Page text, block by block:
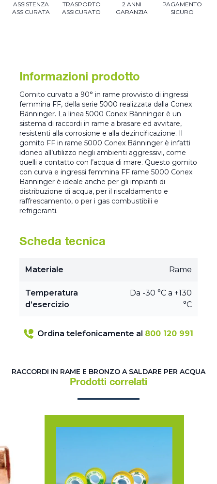
ASSISTENZA
ASSICURATA
TRASPORTO
ASSICURATO
2 ANNI
GARANZIA
PAGAMENTO
SICURO
Informazioni prodotto
Gomito curvato a 90° in rame provvisto di ingressi
femmina FF, della serie 5000 realizzata dalla Conex
Bänninger. La linea 5000 Conex Bänninger è un
sistema di raccordi in rame a brasare ed avvitare,
resistenti alla corrosione e alla dezincificazione. Il
gomito FF in rame 5000 Conex Bänninger è infatti
idoneo all’utilizzo negli ambienti aggressivi, come
quelli a contatto con l’acqua di mare. Questo gomito
con curva e ingressi femmina FF rame 5000 Conex
Bänninger è ideale anche per gli impianti di
distribuzione di acqua, per il riscaldamento e
raffrescamento, o per i gas combustibili e
refrigeranti.
Scheda tecnica
Materiale Rame
Temperatura
d’esercizio
Da -30 °C a +130
°C
Ordina telefonicamente al 800 120 991
RACCORDI IN RAME E BRONZO A SALDARE PER ACQUA
Prodotti correlati